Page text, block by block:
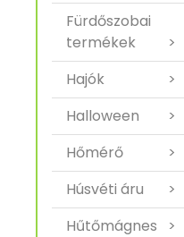
Fürdőszobai
termékek
>
Hajók
>
Halloween
>
Hőmérő
>
Húsvéti áru
>
Hűtőmágnes
>